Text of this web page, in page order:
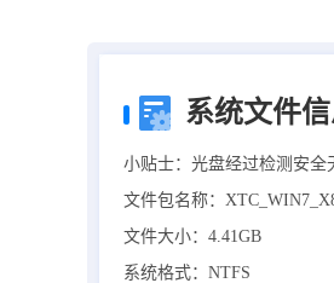
系统文件
小贴士：光盘经过检测安全
文件包名称：
文件大小：4.41GB
系统格式：NTFS